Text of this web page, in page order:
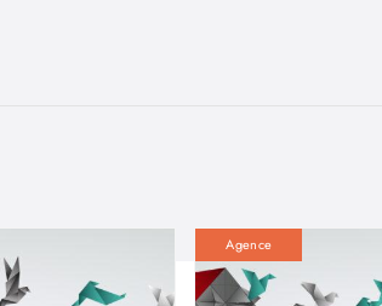
Agence